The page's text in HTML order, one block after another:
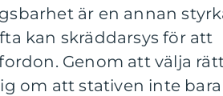
är en annan
kan skräddarsys för att
Genom att välja
om att stativen inte bara